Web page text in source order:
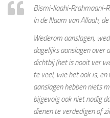
Bismi-llaahi-Rrahmaani-
In de Naam van Allaah,
Wederom aanslagen,
dagelijks aanslagen over
dichtbij (het is nooit ver
te veel, wie het ook is,
aanslagen hebben niets
bijgevolg ook niet nodig
dienen te verdedigen of